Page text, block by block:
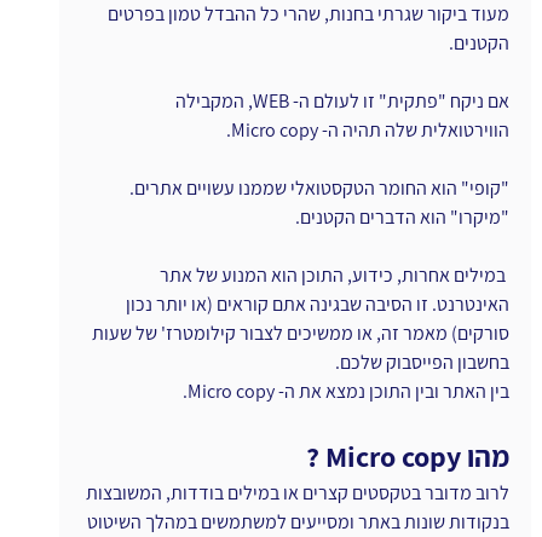
מעוד ביקור שגרתי בחנות, שהרי כל ההבדל טמון בפרטים
הקטנים.
אם ניקח "פתקית" זו לעולם ה- WEB, המקבילה
הווירטואלית שלה תהיה ה- Micro copy.
"קופי" הוא החומר הטקסטואלי שממנו עשויים אתרים.
"מיקרו" הוא הדברים הקטנים.
במילים אחרות, כידוע, התוכן הוא המנוע של אתר
האינטרנט. זו הסיבה שבגינה אתם קוראים (או יותר נכון
סורקים) מאמר זה, או ממשיכים לצבור קילומטרז' של שעות
בחשבון הפייסבוק שלכם.
בין האתר ובין התוכן נמצא את ה- Micro copy.
מהו Micro copy ?
לרוב מדובר בטקסטים קצרים או במילים בודדות, המשובצות
בנקודות שונות באתר ומסייעים למשתמשים במהלך השיטוט